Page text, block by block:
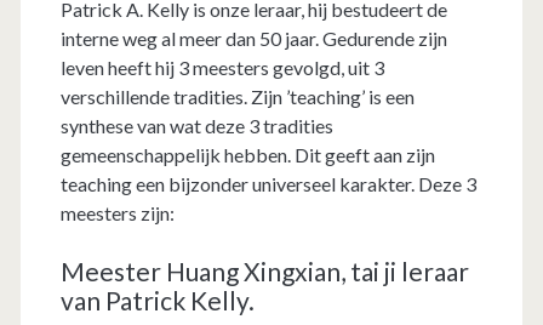
Patrick A. Kelly is onze leraar, hij bestudeert de
interne weg al meer dan 50 jaar. Gedurende zijn
leven heeft hij 3 meesters gevolgd, uit 3
verschillende tradities. Zijn ’teaching’ is een
synthese van wat deze 3 tradities
gemeenschappelijk hebben. Dit geeft aan zijn
teaching een bijzonder universeel karakter. Deze 3
meesters zijn:
Meester Huang Xingxian, tai ji leraar
van Patrick Kelly.